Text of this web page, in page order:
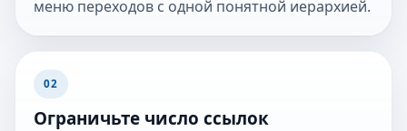
меню переходов с одной понятной иерархией.
02
Ограничьте число ссылок